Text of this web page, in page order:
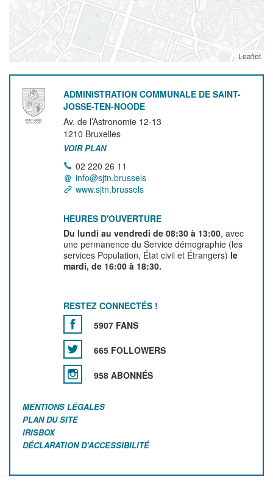
Leaflet
ADMINISTRATION COMMUNALE DE SAINT-
JOSSE-TEN-NOODE
Av. de l’Astronomie 12-13
1210 Bruxelles
VOIR PLAN
02 220 26 11
info@sjtn.brussels
www.sjtn.brussels
HEURES D'OUVERTURE
Du lundi au vendredi de 08:30 à 13:00, avec
une permanence du Service démographie (les
services Population, État civil et Étrangers) le
mardi, de 16:00 à 18:30.
RESTEZ CONNECTÉS !
5907 FANS
665 FOLLOWERS
958 ABONNÉS
MENTIONS LÉGALES
PLAN DU SITE
IRISBOX
DÉCLARATION D'ACCESSIBILITÉ